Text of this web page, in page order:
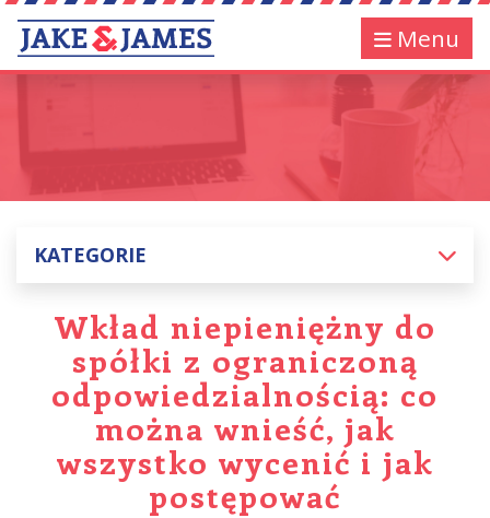
Menu
KATEGORIE
Wkład niepieniężny do
spółki z ograniczoną
odpowiedzialnością: co
można wnieść, jak
wszystko wycenić i jak
postępować